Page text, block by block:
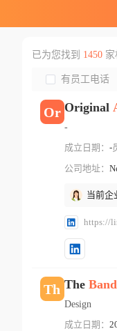
已为您找到 1450家
有员工电话
Or Original
-
成立日期： -
公司地址：
当前企
https://
Th The Band
Design
成立日期：